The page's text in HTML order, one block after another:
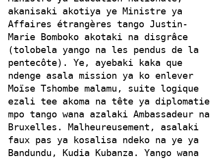
akanisaki akotiya ye Ministre ya
Affaires étrangères tango Justin-
Marie Bomboko akotaki na disgrâce
(tolobela yango na les pendus de la
pentecôte). Ye, ayebaki kaka que
ndenge asala mission ya ko enlever
Moïse Tshombe malamu, suite logique
ezali tee akoma na tête ya diplomatie
mpo tango wana azalaki Ambassadeur na
Bruxelles. Malheureusement, asalaki
faux pas ya kosalisa ndeko na ye ya
Bandundu, Kudia Kubanza. Yango wana